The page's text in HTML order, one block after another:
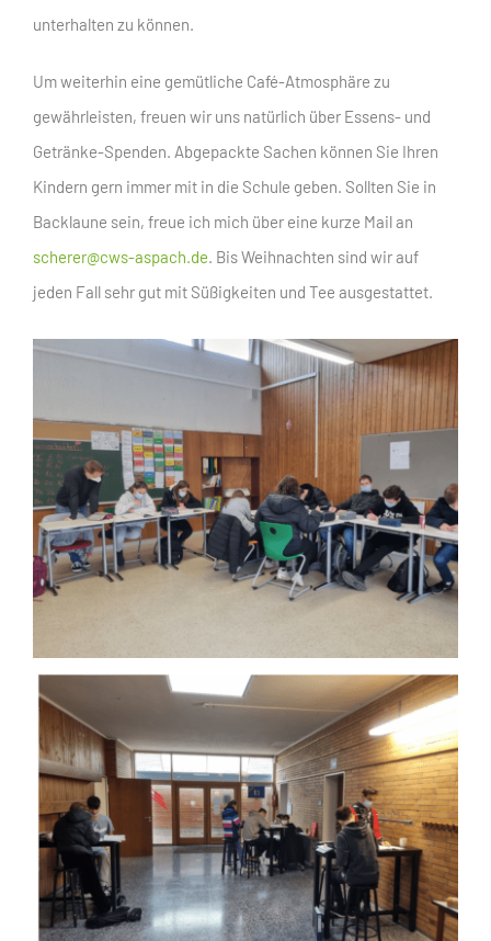
unterhalten zu können.
Um weiterhin eine gemütliche Café-Atmosphäre zu
gewährleisten, freuen wir uns natürlich über Essens- und
Getränke-Spenden. Abgepackte Sachen können Sie Ihren
Kindern gern immer mit in die Schule geben. Sollten Sie in
Backlaune sein, freue ich mich über eine kurze Mail an
scherer@cws-aspach.de. Bis Weihnachten sind wir auf
jeden Fall sehr gut mit Süßigkeiten und Tee ausgestattet.